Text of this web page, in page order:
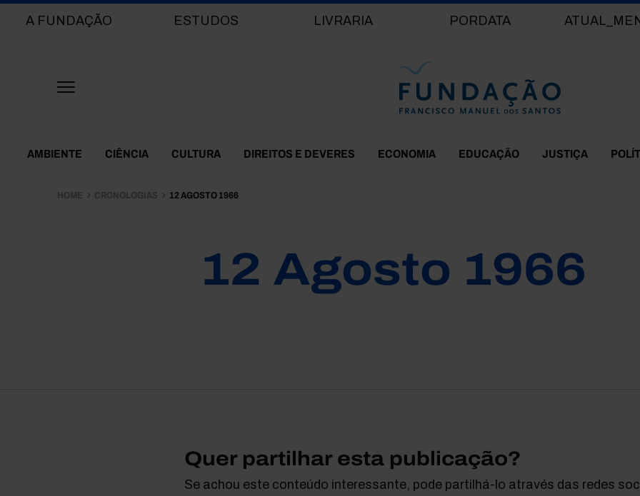
Main navigation
A FUNDAÇÃO ESTUDOS LIVRARIA PORDATA
Themes Menu
AMBIENTE CIÊNCIA CULTURA DIREITOS E DEVERES ECONOMIA EDUCAÇÃO JUSTIÇA
HOME CRONOLOGIAS 12 AGOSTO 1966
12 Agosto 1966
Quer partilhar esta publicação?
Se achou este conteúdo interessante, pode partilhá-lo através das redes